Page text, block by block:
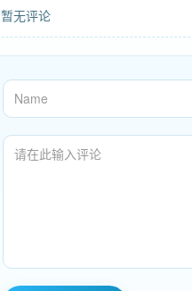
暂无评论